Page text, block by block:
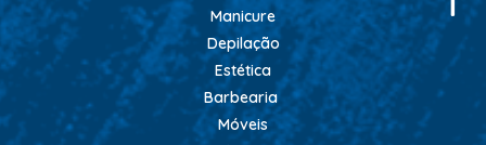
BRINDE
CACHOS
COLORAÇÃO FLASH 10 MIN
COLORAÇÃO SENSITIVE
Manicure
Depilação
Estética
Barbearia
Móveis